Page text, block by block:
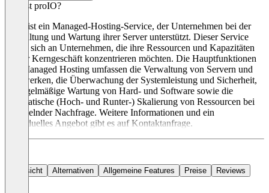
Was ist proIO?
proIo ist ein Managed-Hosting-Service, der Unternehmen bei der
Verwaltung und Wartung ihrer Server unterstützt. Dieser Service
richtet sich an Unternehmen, die ihre Ressourcen und Kapazitäten
auf ihr Kerngeschäft konzentrieren möchten. Die Hauptfunktionen
von Managed Hosting umfassen die Verwaltung von Servern und
Netzwerken, die Überwachung der Systemleistung und Sicherheit,
die regelmäßige Wartung von Hard- und Software sowie die
automatische (Hoch- und Runter-) Skalierung von Ressourcen bei
wechselnder Nachfrage. Weitere Informationen und ein
individuelles Angebot gibt es auf Kontaktanfrage.
Übersicht Alternativen Allgemeine Features Preise Reviews